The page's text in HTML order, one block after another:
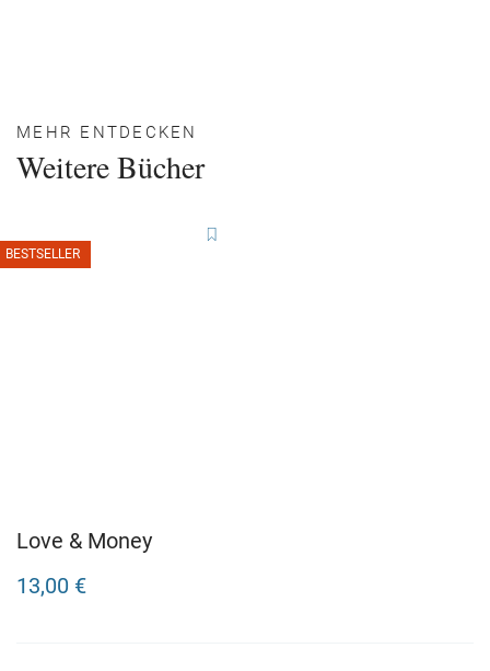
MEHR ENTDECKEN
Weitere Bücher
BESTSELLER
Love & Money
13,00 €